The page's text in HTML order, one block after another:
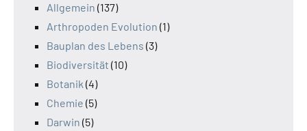
Allgemein (137)
Arthropoden Evolution (1)
Bauplan des Lebens (3)
Biodiversität (10)
Botanik (4)
Chemie (5)
Darwin (5)